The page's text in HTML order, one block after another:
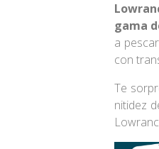
gama
a
con
Te
nitidez